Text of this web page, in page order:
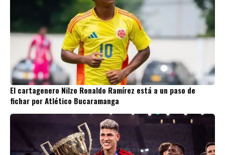
El cartagenero Nilzo Ronaldo Ramírez está a un paso de
fichar por Atlético Bucaramanga